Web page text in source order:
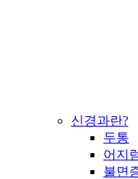
신경과란?
두통
어지
불면